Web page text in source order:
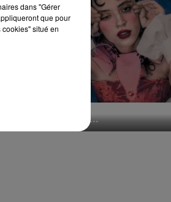
Garous » pour son...
dans "Gérer
que pour
situé en